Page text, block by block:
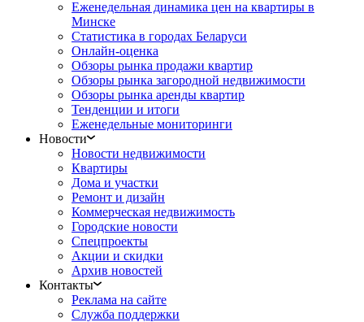
Еженедельная динамика цен на квартиры в
Минске
Статистика в городах Беларуси
Онлайн-оценка
Обзоры рынка продажи квартир
Обзоры рынка загородной недвижимости
Обзоры рынка аренды квартир
Тенденции и итоги
Еженедельные мониторинги
Новости
Новости недвижимости
Квартиры
Дома и участки
Ремонт и дизайн
Коммерческая недвижимость
Городские новости
Спецпроекты
Акции и скидки
Архив новостей
Контакты
Реклама на сайте
Служба поддержки